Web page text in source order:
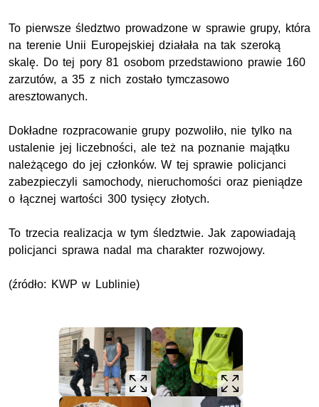
To pierwsze śledztwo prowadzone w sprawie grupy, która
na terenie Unii Europejskiej działała na tak szeroką
skalę. Do tej pory 81 osobom przedstawiono prawie 160
zarzutów, a 35 z nich zostało tymczasowo
aresztowanych.
Dokładne rozpracowanie grupy pozwoliło, nie tylko na
ustalenie jej liczebności, ale też na poznanie majątku
należącego do jej członków. W tej sprawie policjanci
zabezpieczyli samochody, nieruchomości oraz pieniądze
o łącznej wartości 300 tysięcy złotych.
To trzecia realizacja w tym śledztwie. Jak zapowiadają
policjanci sprawa nadal ma charakter rozwojowy.
(źródło: KWP w Lublinie)